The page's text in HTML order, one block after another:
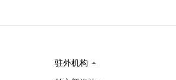
驻外机构